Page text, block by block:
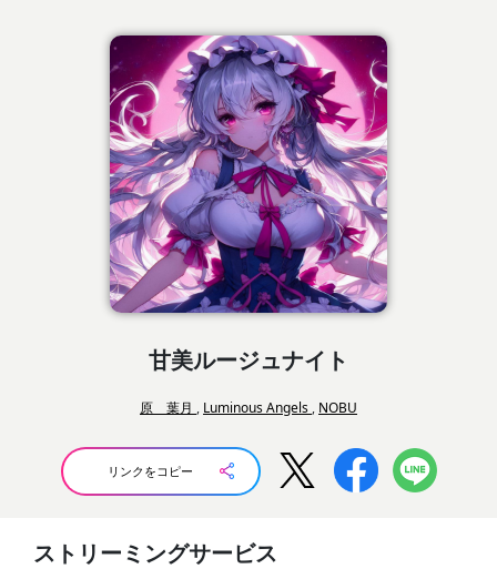
甘美ルージュナイト
原 葉月 , Luminous Angels , NOBU
リンクをコピー
ストリーミングサービス